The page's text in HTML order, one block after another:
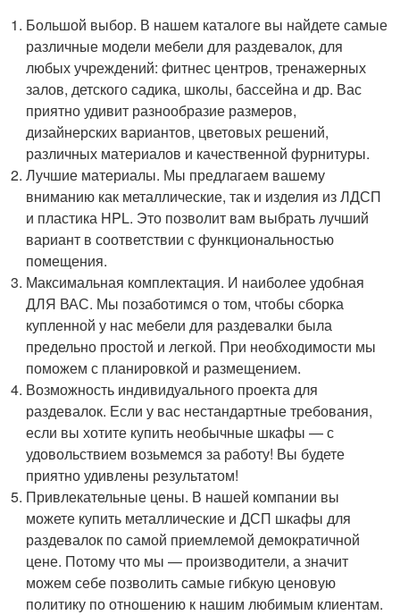
Большой выбор. В нашем каталоге вы найдете самые
различные модели мебели для раздевалок, для
любых учреждений: фитнес центров, тренажерных
залов, детского садика, школы, бассейна и др. Вас
приятно удивит разнообразие размеров,
дизайнерских вариантов, цветовых решений,
различных материалов и качественной фурнитуры.
Лучшие материалы. Мы предлагаем вашему
вниманию как металлические, так и изделия из ЛДСП
и пластика HPL. Это позволит вам выбрать лучший
вариант в соответствии с функциональностью
помещения.
Максимальная комплектация. И наиболее удобная
ДЛЯ ВАС. Мы позаботимся о том, чтобы сборка
купленной у нас мебели для раздевалки была
предельно простой и легкой. При необходимости мы
поможем с планировкой и размещением.
Возможность индивидуального проекта для
раздевалок. Если у вас нестандартные требования,
если вы хотите купить необычные шкафы — с
удовольствием возьмемся за работу! Вы будете
приятно удивлены результатом!
Привлекательные цены. В нашей компании вы
можете купить металлические и ДСП шкафы для
раздевалок по самой приемлемой демократичной
цене. Потому что мы — производители, а значит
можем себе позволить самые гибкую ценовую
политику по отношению к нашим любимым клиентам.